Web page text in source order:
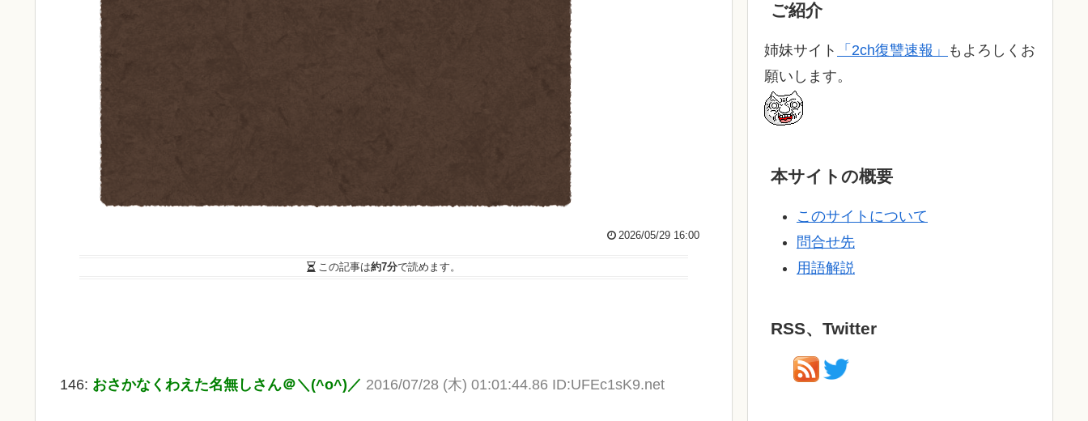
2026/05/29 16:00
この記事は約7分で読めます。
146: おさかなくわえた名無しさん＠＼(^o^)／ 2016/07/28 (木) 01:01:44.86 ID:UFEc1sK9.net
ご紹介
姉妹サイト 「2ch復讐速報」
もよろしくお
願いします。
本サイトの概要
このサイトについて
問合せ先
用語解説
RSS、Twitter